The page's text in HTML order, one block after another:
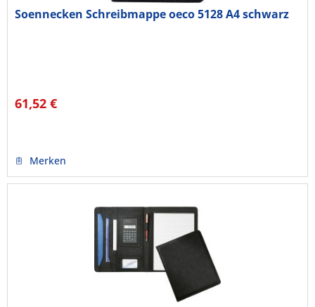
Soennecken Schreibmappe oeco 5128 A4 schwarz
61,52 €
Merken